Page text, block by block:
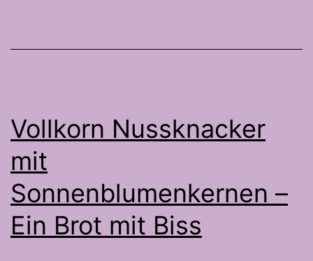
einen
Vollkorn Nussknacker
mit
Sonnenblumenkernen –
Ein Brot mit Biss